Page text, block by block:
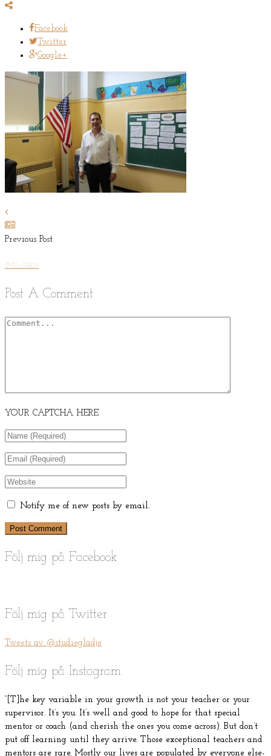
Facebook
Twitter
Google+
Previous Post
IMG_5408
Post A Comment
YOUR CAPTCHA HERE
Notify me of new posts by email.
Följ mig på Facebook
Följ mig på Twitter
Tweets av @studiegladje
Följ mig på Instagram
“[T]he key variable in your growth is not your teacher or your
supervisor. It’s you. It’s well and good to hope for that special
mentor or coach (and cherish the ones you come across). But don’t
put off learning until they arrive. Those exceptional teachers and
mentors are rare. Mostly our lives are populated by everyone else-